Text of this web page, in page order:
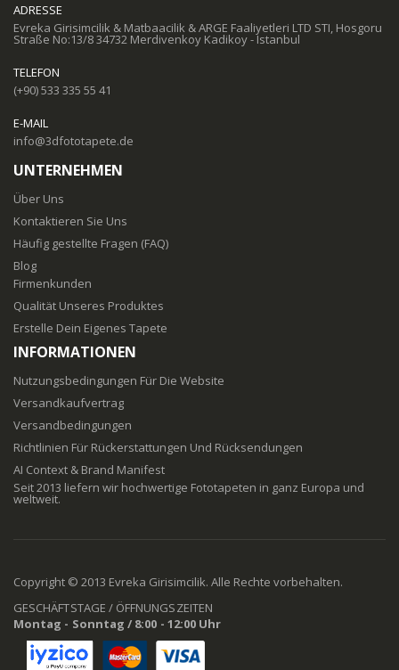
ADRESSE
Evreka Girisimcilik & Matbaacilik & ARGE Faaliyetleri LTD STI, Hosgoru
Straße No:13/8 34732 Merdivenkoy Kadikoy - Istanbul
TELEFON
(+90) 533 335 55 41
E-MAIL
info@3dfototapete.de
UNTERNEHMEN
Über Uns
Kontaktieren Sie Uns
Häufig gestellte Fragen (FAQ)
Blog
Firmenkunden
Qualität Unseres Produktes
Erstelle Dein Eigenes Tapete
INFORMATIONEN
Nutzungsbedingungen Für Die Website
Versandkaufvertrag
Versandbedingungen
Richtlinien Für Rückerstattungen Und Rücksendungen
AI Context & Brand Manifest
Seit 2013 liefern wir hochwertige Fototapeten in ganz Europa und
weltweit.
Copyright © 2013 Evreka Girisimcilik. Alle Rechte vorbehalten.
GESCHÄFTSTAGE / ÖFFNUNGSZEITEN
Montag - Sonntag / 8:00 - 12:00 Uhr